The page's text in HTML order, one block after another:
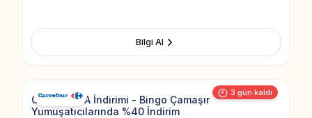
Bilgi Al
3 gün kaldı
Add to
CarrefourSA İndirimi - Bingo Çamaşır
Yumuşatıcılarında %40 İndirim